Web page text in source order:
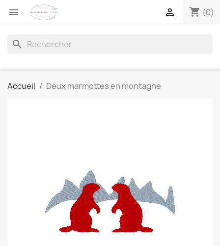
 shopping_cart (0)

search
Accueil Deux marmottes en montagne